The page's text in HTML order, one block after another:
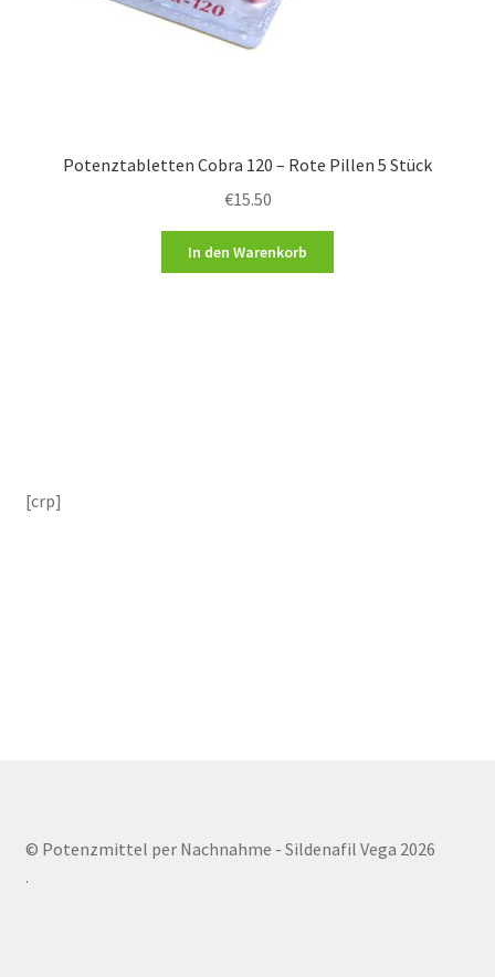
Potenztabletten Cobra 120 – Rote Pillen 5 Stück
€15.50
In den Warenkorb
[crp]
© Potenzmittel per Nachnahme - Sildenafil Vega 2026
.